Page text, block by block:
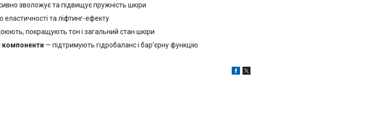
зволожує та підвищує пружність шкіри
та ліфтинг-ефекту
покращують тон і загальний стан шкіри
компоненти — підтримують гідробаланс і бар’єрну функцію